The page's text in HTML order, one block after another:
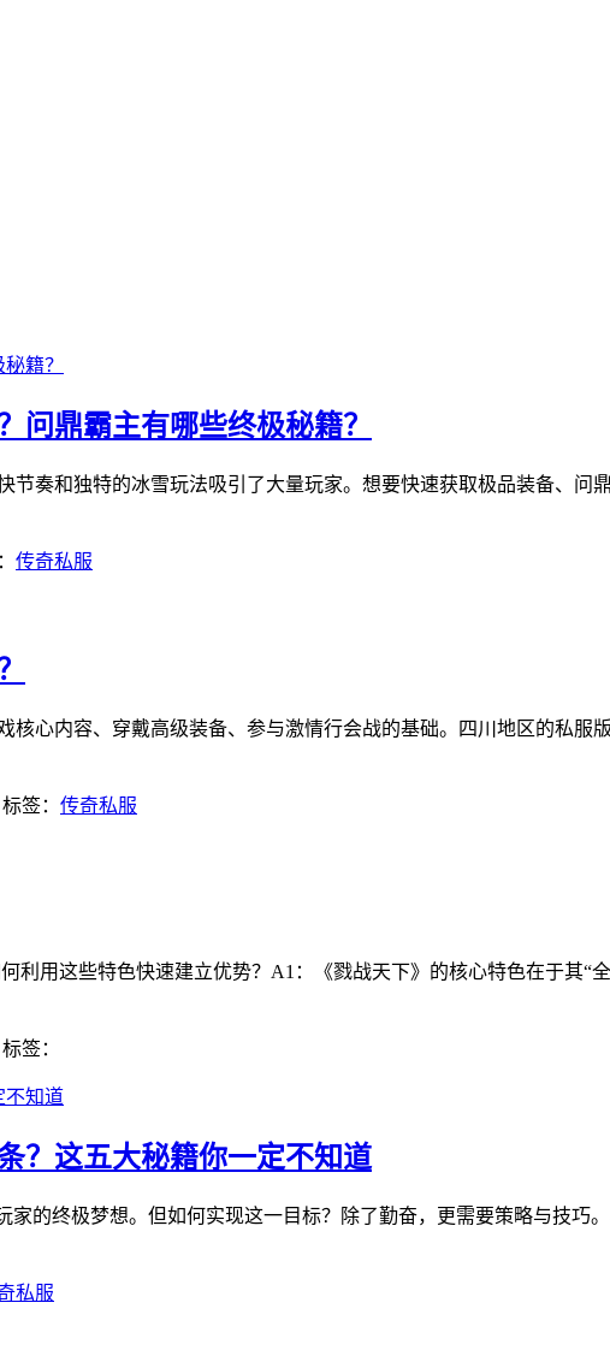
问鼎霸主有哪些终极秘籍？
节奏和独特的冰雪玩法吸引了大量玩家。想要快速获取极品装备、问
传奇私服
核心内容、穿戴高级装备、参与激情行会战的基础。四川地区的私服
标签： 传奇私服
利用这些特色快速建立优势？A1：《戮战天下》的核心特色在于其“
标签：
？这五大秘籍你一定不知道
的终极梦想。但如何实现这一目标？除了勤奋，更需要策略与技巧
私服